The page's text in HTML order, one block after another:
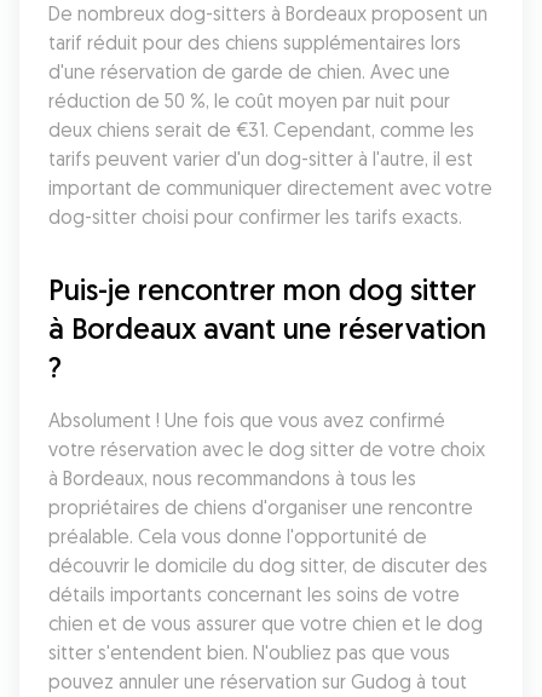
De nombreux dog-sitters à Bordeaux proposent un
tarif réduit pour des chiens supplémentaires lors
d'une réservation de garde de chien. Avec une
réduction de 50 %, le coût moyen par nuit pour
deux chiens serait de €31. Cependant, comme les
tarifs peuvent varier d'un dog-sitter à l'autre, il est
important de communiquer directement avec votre
dog-sitter choisi pour confirmer les tarifs exacts.
Puis-je rencontrer mon dog sitter
à Bordeaux avant une réservation
?
Absolument ! Une fois que vous avez confirmé
votre réservation avec le dog sitter de votre choix
à Bordeaux, nous recommandons à tous les
propriétaires de chiens d'organiser une rencontre
préalable. Cela vous donne l'opportunité de
découvrir le domicile du dog sitter, de discuter des
détails importants concernant les soins de votre
chien et de vous assurer que votre chien et le dog
sitter s'entendent bien. N'oubliez pas que vous
pouvez annuler une réservation sur Gudog à tout